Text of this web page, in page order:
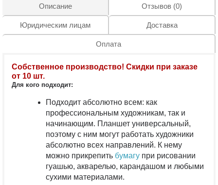
Описание Отзывов (0)
Юридическим лицам Доставка
Оплата
Собственное производство! Скидки при заказе
от 10 шт.
Для кого подходит:
Подходит абсолютно всем: как
профессиональным художникам, так и
начинающим. Планшет универсальный,
поэтому с ним могут работать художники
абсолютно всех направлений. К нему
можно прикрепить бумагу при рисовании
гуашью, акварелью, карандашом и любыми
сухими материалами.